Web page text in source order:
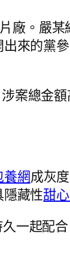
廠。嚴
來的黨
案總金
養網成灰
隱藏性甜
一起配